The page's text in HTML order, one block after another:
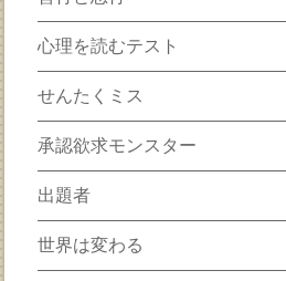
心理を読むテスト
せんたくミス
承認欲求モンスター
出題者
世界は変わる